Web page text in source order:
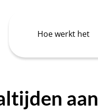
Hoe werkt het
aan